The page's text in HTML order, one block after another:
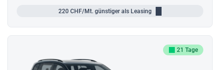
220 CHF/Mt. günstiger als Leasing
21 Tage